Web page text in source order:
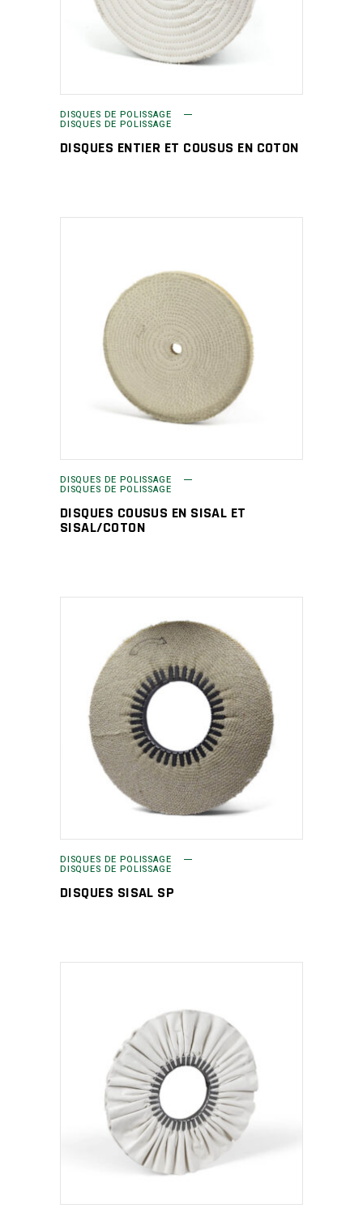
DISQUES DE POLISSAGE
DISQUES DE POLISSAGE
DISQUES ENTIER ET COUSUS EN COTON
DISQUES DE POLISSAGE
DISQUES DE POLISSAGE
DISQUES COUSUS EN SISAL ET
SISAL/COTON
DISQUES DE POLISSAGE
DISQUES DE POLISSAGE
DISQUES SISAL SP